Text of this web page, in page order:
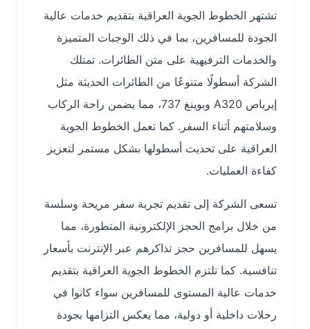
تشتهر الخطوط الجوية العراقية بتقديم خدمات عالية
الجودة للمسافرين، بما في ذلك الوجبات المتميزة
والخدمات الترفيهية على متن الطائرات. تمتلك
الشركة أسطولًا متنوعًا من الطائرات الحديثة مثل
إيرباص A320 وبوينغ 737، مما يضمن راحة الركاب
وسلامتهم أثناء السفر. كما تعمل الخطوط الجوية
العراقية على تحديث أسطولها بشكل مستمر لتعزيز
كفاءة العمليات.
تسعى الشركة إلى تقديم تجربة سفر مريحة وسلسة
من خلال برامج الحجز الإلكترونية المتطورة، مما
يسهل للمسافرين حجز تذاكرهم عبر الإنترنت بأسعار
تنافسية. كما تلتزم الخطوط الجوية العراقية بتقديم
خدمات عالية المستوى للمسافرين سواء كانوا في
رحلات داخلية أو دولية، مما يعكس التزامها بجودة